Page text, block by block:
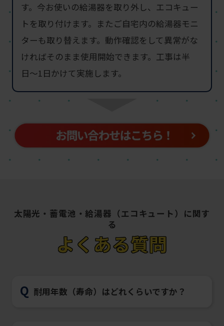
す。今お使いの給湯器を取り外し、エコキュー
トを取り付けます。またご自宅内の給湯器モニ
ターも取り替えます。動作確認をして異常がな
ければそのまま使用開始できます。工事は半
日〜1日かけて実施します。
太陽光・蓄電池・給湯器（エコキュート）に関す
る
よくある質問
Q 耐用年数（寿命）はどれくらいですか？